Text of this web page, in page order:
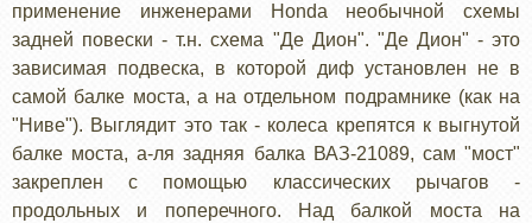
применение инженерами Honda необычной схемы
задней повески - т.н. схема "Де Дион". "Де Дион" - это
зависимая подвеска, в которой диф установлен не в
самой балке моста, а на отдельном подрамнике (как на
"Ниве"). Выглядит это так - колеса крепятся к выгнутой
балке моста, а-ля задняя балка ВАЗ-21089, сам "мост"
закреплен с помощью классических рычагов -
продольных и поперечного. Над балкой моста на